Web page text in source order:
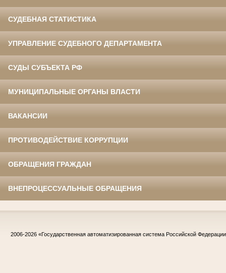
СУДЕБНАЯ СТАТИСТИКА
УПРАВЛЕНИЕ СУДЕБНОГО ДЕПАРТАМЕНТА
СУДЫ СУБЪЕКТА РФ
МУНИЦИПАЛЬНЫЕ ОРГАНЫ ВЛАСТИ
ВАКАНСИИ
ПРОТИВОДЕЙСТВИЕ КОРРУПЦИИ
ОБРАЩЕНИЯ ГРАЖДАН
ВНЕПРОЦЕССУАЛЬНЫЕ ОБРАЩЕНИЯ
2006-2026 «Государственная автоматизированная система Российской